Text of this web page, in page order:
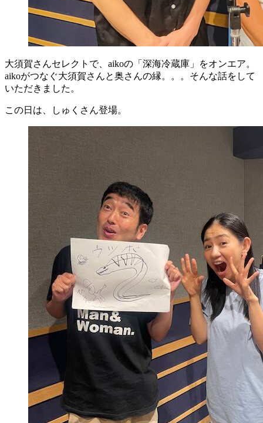
大須賀さんセレクトで、aikoの「深海冷蔵庫」をオンエア。
aikoがつなぐ大須賀さんと奥さんの縁。。。そんな話をして
いただきました。
この日は、しゅくさん登場。